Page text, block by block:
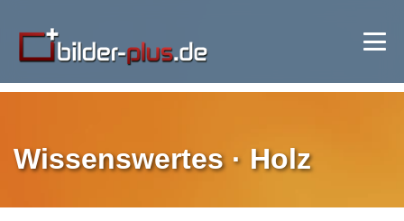
Wissenswertes · Holz